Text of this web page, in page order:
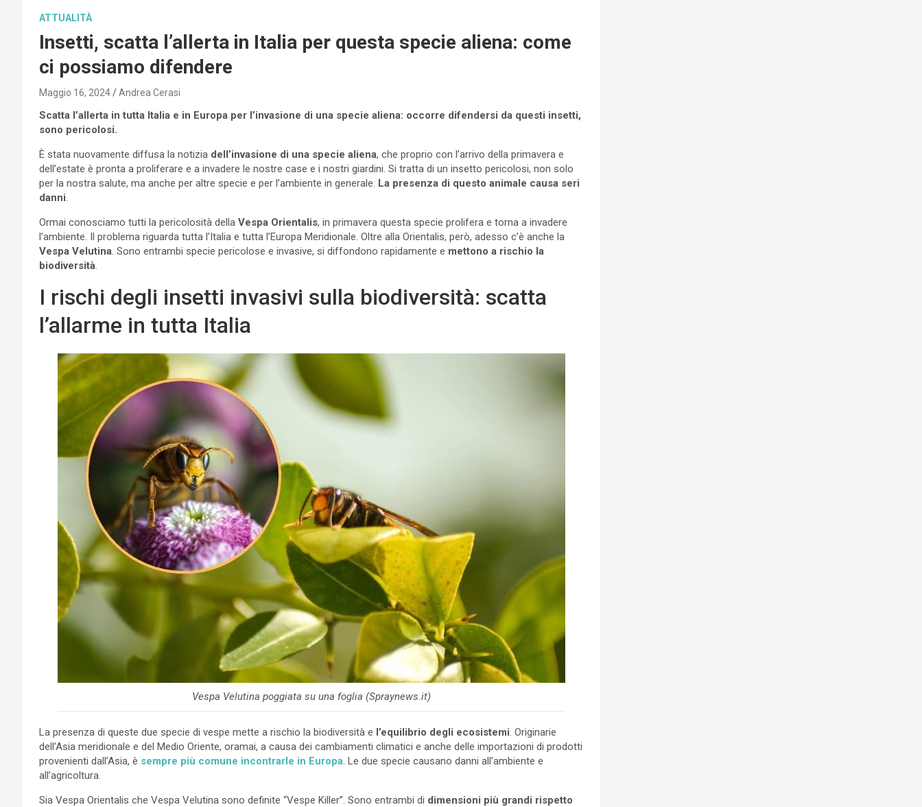
ATTUALITÀ
Insetti, scatta l’allerta in Italia per questa specie aliena: come
ci possiamo difendere
Maggio 16, 2024 Andrea Cerasi
Scatta l’allerta in tutta Italia e in Europa per l’invasione di una specie aliena: occorre difendersi da questi insetti,
sono pericolosi.
È stata nuovamente diffusa la notizia dell’invasione di una specie aliena, che proprio con l’arrivo della primavera e
dell’estate è pronta a proliferare e a invadere le nostre case e i nostri giardini. Si tratta di un insetto pericolosi, non solo
per la nostra salute, ma anche per altre specie e per l’ambiente in generale. La presenza di questo animale causa seri
danni
Ormai conosciamo tutti la pericolosità della Vespa Orientalis, in primavera questa specie prolifera e torna a invadere
l’ambiente. Il problema riguarda tutta l’Italia e tutta l’Europa Meridionale. Oltre alla Orientalis, però, adesso c’è anche la
Vespa Velutina . Sono entrambi specie pericolose e invasive, si diffondono rapidamente e mettono a rischio la
biodiversità
I rischi degli insetti invasivi sulla biodiversità: scatta
l’allarme in tutta Italia
Vespa Velutina poggiata su una foglia (Spraynews.it)
La presenza di queste due specie di vespe mette a rischio la biodiversità e l’equilibrio degli ecosistemi . Originarie
dell’Asia meridionale e del Medio Oriente, oramai, a causa dei cambiamenti climatici e anche delle importazioni di prodotti
provenienti dall’Asia, è sempre più comune incontrarle in Europa . Le due specie causano danni all’ambiente e
all’agricoltura.
Sia Vespa Orientalis che Vespa Velutina sono definite “Vespe Killer”. Sono entrambi di dimensioni più grandi rispetto